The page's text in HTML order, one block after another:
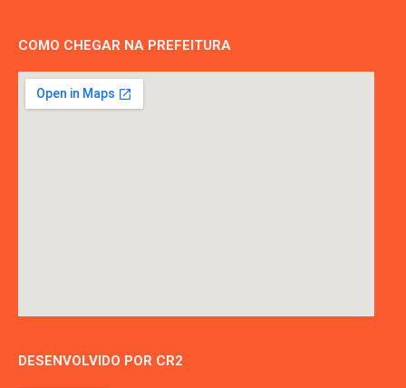
COMO CHEGAR NA PREFEITURA
DESENVOLVIDO POR CR2